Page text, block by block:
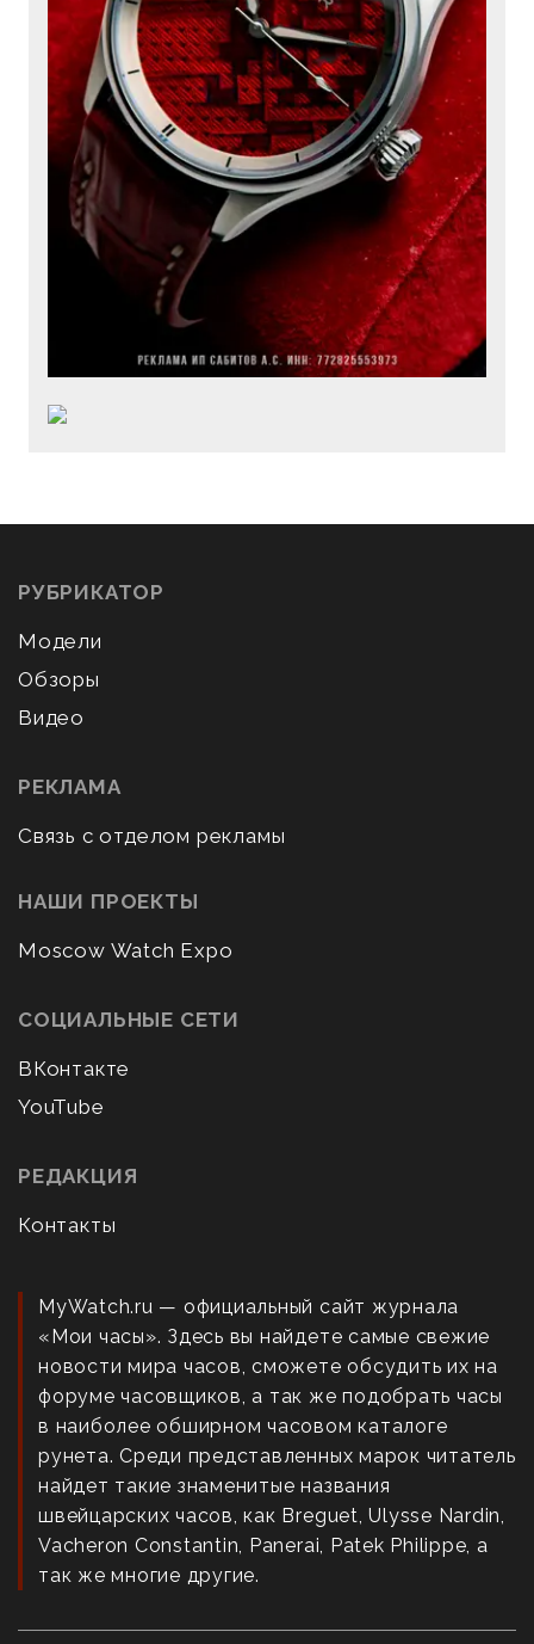
РУБРИКАТОР
Модели
Обзоры
Видео
РЕКЛАМА
Связь с отделом рекламы
НАШИ ПРОЕКТЫ
Moscow Watch Expo
СОЦИАЛЬНЫЕ СЕТИ
ВКонтакте
YouTube
РЕДАКЦИЯ
Контакты
MyWatch.ru — официальный сайт журнала
«Мои часы». Здесь вы найдете самые свежие
новости мира часов, сможете обсудить их на
форуме часовщиков, а так же подобрать часы
в наиболее обширном часовом каталоге
рунета. Среди представленных марок читатель
найдет такие знаменитые названия
швейцарских часов, как Breguet, Ulysse Nardin,
Vacheron Constantin, Panerai, Patek Philippe, а
так же многие другие.